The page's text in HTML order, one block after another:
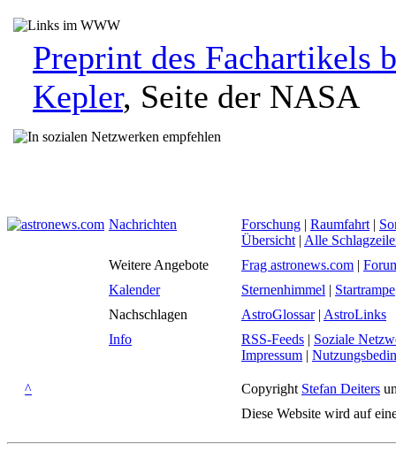
Preprint des Fachartikels
Kepler, Seite der NASA
Nachrichten Forschung | Raumfahrt |
Übersicht | Alle
Weitere Angebote
Frag astronews.com |
Kalender
Sternenhimmel | Startrampe
Nachschlagen
AstroGlossar| AstroLinks
Info
RSS-Feeds | Soziale
Impressum |
^ Copyright Stefan Deiters
Diese Website wird auf